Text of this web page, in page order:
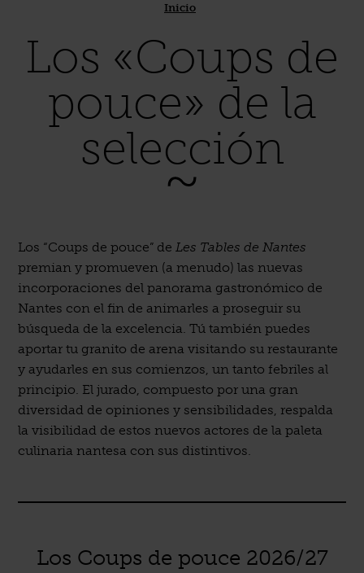
Inicio
Los «Coups de
pouce» de la
selección
Los “Coups de pouce” deLes Tables de Nantes
premian y promueven (a menudo) las nuevas
incorporaciones del panorama gastronómico de
Nantes con el fin de animarles a proseguir su
búsqueda de la excelencia. Tú también puedes
aportar tu granito de arena visitando su restaurante
y ayudarles en sus comienzos, un tanto febriles al
principio. El jurado, compuesto por una gran
diversidad de opiniones y sensibilidades, respalda
la visibilidad de estos nuevos actores de la paleta
culinaria nantesa con sus distintivos.
Los Coups de pouce 2026/27